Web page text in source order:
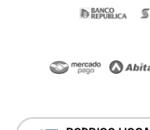
respeto a sus
que la actual
ejerzan la
son suministrados